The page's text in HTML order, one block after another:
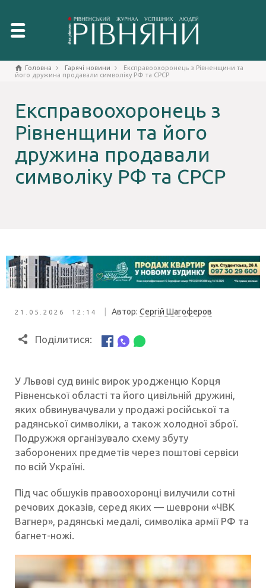
Головна Гарячі новини
Експравоохоронець з Рівненщини та
його дружина продавали символіку РФ та СРСР
Експравоохоронець з
Рівненщини та його
дружина продавали
символіку РФ та СРСР
21.05.2026 12:14 Автор: Сергій Шагоферов
Поділитися:
У Львові суд виніс вирок уродженцю Корця
Рівненської області та його цивільній дружині,
яких обвинувачували у продажі російської та
радянської символіки, а також холодної зброї.
Подружжя організувало схему збуту
заборонених предметів через поштові сервіси
по всій Україні.
Під час обшуків правоохоронці вилучили сотні
речових доказів, серед яких — шеврони «ЧВК
Вагнер», радянські медалі, символіка армії РФ та
багнет-ножі.